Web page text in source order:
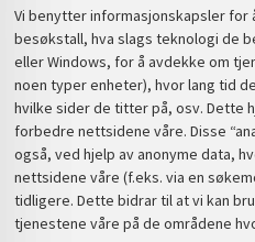
Vi benytter informasjonskapsler
besøkstall, hva slags teknologi de
eller Windows, for å avdekke om
noen typer enheter), hvor lang tid
hvilke sider de titter på, osv. Dette
forbedre nettsidene våre. Disse
også, ved hjelp av anonyme data,
nettsidene våre (f.eks. via en
tidligere. Dette bidrar til at vi kan
tjenestene våre på de områdene